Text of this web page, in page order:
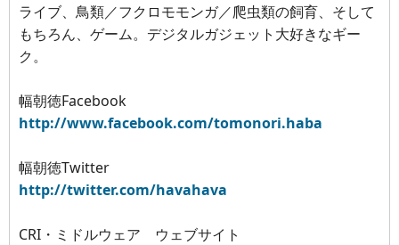
ライブ、鳥類／フクロモモンガ／爬虫類の飼育、そして
もちろん、ゲーム。デジタルガジェット大好きなギー
ク。
幅朝徳Facebook
http://www.facebook.com/tomonori.haba
幅朝徳Twitter
http://twitter.com/havahava
CRI・ミドルウェア ウェブサイト